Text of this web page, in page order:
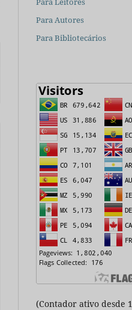
Para Autores
Para Bibliotecários
(Contador ativo desde